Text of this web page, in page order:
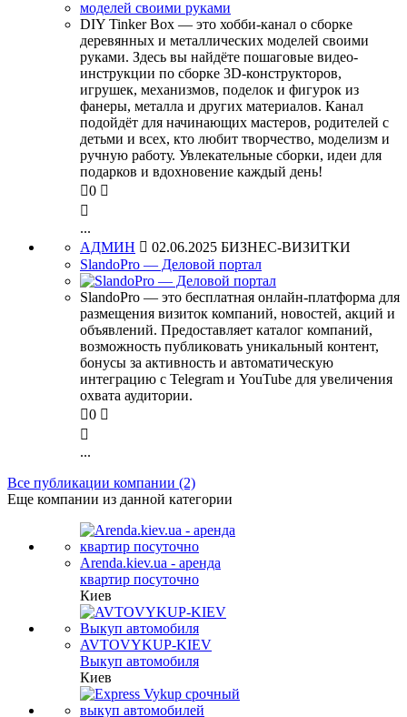
DIY Tinker Box — это хобби-канал о сборке
деревянных и металлических моделей своими
руками. Здесь вы найдёте пошаговые видео-
инструкции по сборке 3D-конструкторов,
игрушек, механизмов, поделок и фигурок из
фанеры, металла и других материалов. Канал
подойдёт для начинающих мастеров, родителей с
детьми и всех, кто любит творчество, моделизм и
ручную работу. Увлекательные сборки, идеи для
подарков и вдохновение каждый день!
0 

...
АДМИН  02.06.2025 БИЗНЕС-ВИЗИТКИ
SlandoPro — Деловой портал
SlandoPro — это бесплатная онлайн-платформа для
размещения визиток компаний, новостей, акций и
объявлений. Предоставляет каталог компаний,
возможность публиковать уникальный контент,
бонусы за активность и автоматическую
интеграцию с Telegram и YouTube для увеличения
охвата аудитории.
0 

...
Все публикации компании (2)
Еще компании из данной категории
Arenda.kiev.ua - аренда
квартир посуточно
Киев
AVTOVYKUP-KIEV
Выкуп автомобиля
Киев